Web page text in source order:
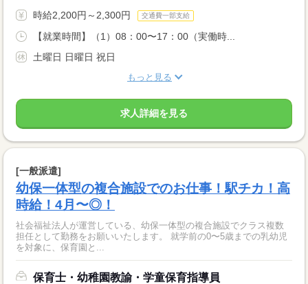
時給2,200円～2,300円 交通費一部支給
【就業時間】（1）08：00〜17：00（実働時...
土曜日 日曜日 祝日
もっと見る
求人詳細を見る
[一般派遣]
幼保一体型の複合施設でのお仕事！駅チカ！高
時給！4月〜◎！
社会福祉法人が運営している、幼保一体型の複合施設でクラス複数
担任として勤務をお願いいたします。 就学前の0〜5歳までの乳幼児
を対象に、保育園と...
保育士・幼稚園教諭・学童保育指導員